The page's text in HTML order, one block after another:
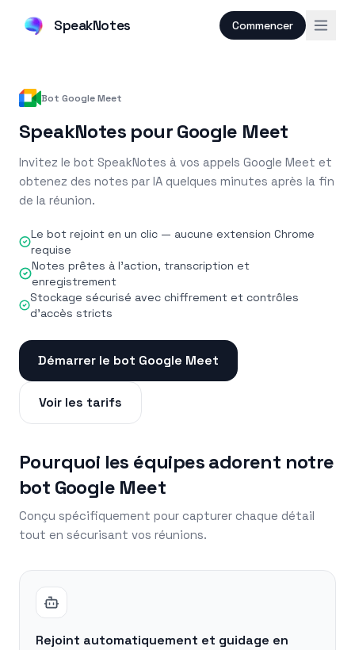
SpeakNotes Commencer
Bot Google Meet
SpeakNotes pour Google Meet
Invitez le bot SpeakNotes à vos appels Google Meet et
obtenez des notes par IA quelques minutes après la fin
de la réunion.
Le bot rejoint en un clic — aucune extension Chrome
requise
Notes prêtes à l'action, transcription et
enregistrement
Stockage sécurisé avec chiffrement et contrôles
d'accès stricts
Démarrer le bot Google Meet
Voir les tarifs
Pourquoi les équipes adorent notre
bot Google Meet
Conçu spécifiquement pour capturer chaque détail
tout en sécurisant vos réunions.
Rejoint automatiquement et guidage en